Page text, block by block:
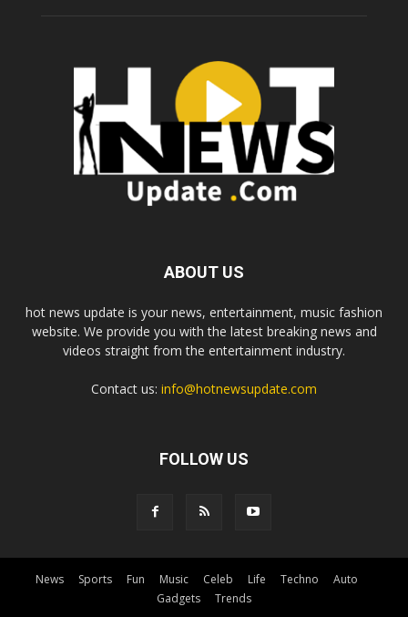
ABOUT US
hot news update is your news, entertainment, music fashion
website. We provide you with the latest breaking news and
videos straight from the entertainment industry.
Contact us: info@hotnewsupdate.com
FOLLOW US
News Sports Fun Music Celeb Life Techno
Auto
Gadgets
Trends